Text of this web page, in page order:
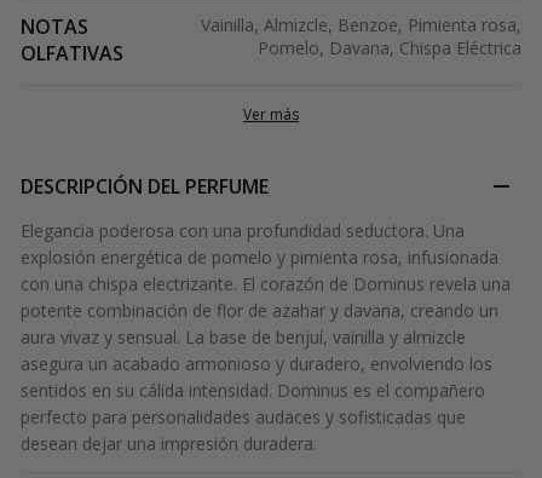
NOTAS
OLFATIVAS
Vainilla, Almizcle, Benzoe, Pimienta rosa,
Pomelo, Davana, Chispa Eléctrica
Ver más
DESCRIPCIÓN DEL PERFUME
Elegancia poderosa con una profundidad seductora. Una
explosión energética de pomelo y pimienta rosa, infusionada
con una chispa electrizante. El corazón de Dominus revela una
potente combinación de flor de azahar y davana, creando un
aura vivaz y sensual. La base de benjuí, vainilla y almizcle
asegura un acabado armonioso y duradero, envolviendo los
sentidos en su cálida intensidad. Dominus es el compañero
perfecto para personalidades audaces y sofisticadas que
desean dejar una impresión duradera.